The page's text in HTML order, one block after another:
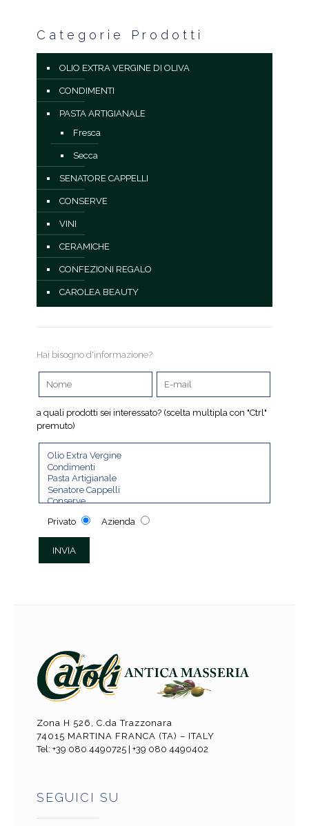
Categorie Prodotti
OLIO EXTRA VERGINE DI OLIVA
CONDIMENTI
PASTA ARTIGIANALE
Fresca
Secca
SENATORE CAPPELLI
CONSERVE
VINI
CERAMICHE
CONFEZIONI REGALO
CAROLEA BEAUTY
Hai bisogno d'informazione?
a quali prodotti sei interessato? (scelta multipla con "Ctrl"
premuto)
Privato Azienda
Zona H 526, C.da Trazzonara
74015 MARTINA FRANCA (TA) – ITALY
Tel: +39 080 4490725 | +39 080 4490402
SEGUICI SU